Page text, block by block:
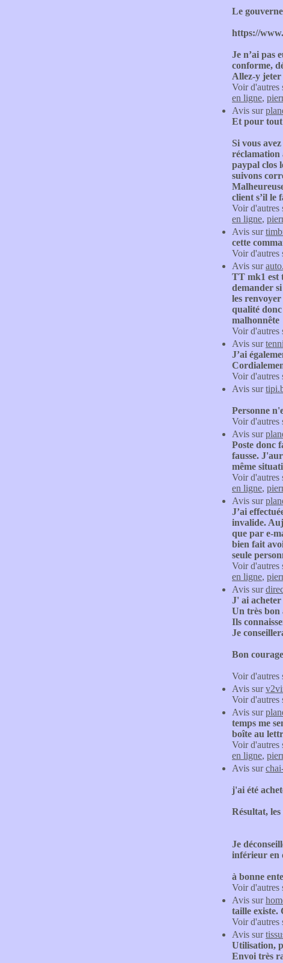
Le
https://
Je n’ai pas
conforme,
Allez-y
Voir d'autres
en ligne,
Avis sur
Et pour tout
Si vous
réclamation
paypal clos
suivons
client s’il le
Voir d'autres
en ligne,
Avis sur
cette
Voir d'autres
Avis sur
TT mk1 est
demander
les
qualité
malhonnête
Voir d'autres
Avis sur
J’ai
Voir d'autres
Avis sur
Personne
Voir d'autres
Avis sur
Poste donc
fausse.
même
Voir d'autres
en ligne,
Avis sur
J’ai
invalide.
que par e-
bien fait
seule
Voir d'autres
en ligne,
Avis sur
J' ai
Un très bon
Ils
Je
Bon
Voir d'autres
Avis sur
Voir d'autres
Avis sur
temps me
boîte au
Voir d'autres
en ligne,
Avis sur
j'ai été
Résultat,
Je
inférieur en
à bonne
Voir d'autres
Avis sur
taille existe.
Voir d'autres
Avis sur
Utilisation,
Envoi très